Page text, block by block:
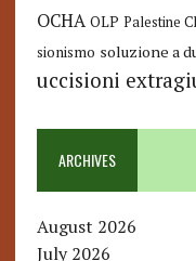
OCHA OLP Palestine
sionismo soluzione a
uccisioni
ARCHIVES
August 2026
July 2026